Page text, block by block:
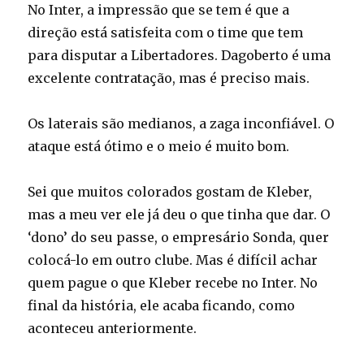
No Inter, a impressão que se tem é que a
direção está satisfeita com o time que tem
para disputar a Libertadores. Dagoberto é uma
excelente contratação, mas é preciso mais.
Os laterais são medianos, a zaga inconfiável. O
ataque está ótimo e o meio é muito bom.
Sei que muitos colorados gostam de Kleber,
mas a meu ver ele já deu o que tinha que dar. O
‘dono’ do seu passe, o empresário Sonda, quer
colocá-lo em outro clube. Mas é difícil achar
quem pague o que Kleber recebe no Inter. No
final da história, ele acaba ficando, como
aconteceu anteriormente.